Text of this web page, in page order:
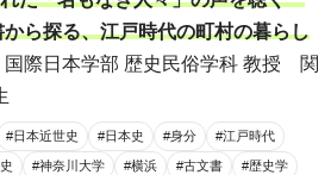
ら探る、江戸時代の町村の暮らし
国際日本学部 歴史民俗学科 教授 関
#日本近世史 #日本史 #身分 #江戸時代
#神奈川大学 #横浜 #古文書 #歴史学